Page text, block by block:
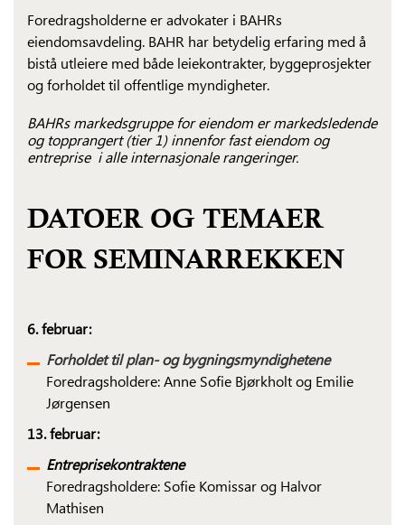
Foredragsholderne er advokater i BAHRs
eiendomsavdeling. BAHR har betydelig erfaring med å
bistå utleiere med både leiekontrakter, byggeprosjekter
og forholdet til offentlige myndigheter.
BAHRs markedsgruppe for eiendom er markedsledende
og topprangert (tier 1) innenfor fast eiendom og
entreprise i alle internasjonale rangeringer.
DATOER OG TEMAER
FOR SEMINARREKKEN
6. februar:
Forholdet til plan- og bygningsmyndighetene
Foredragsholdere: Anne Sofie Bjørkholt og Emilie
Jørgensen
13. februar:
Entreprisekontraktene
Foredragsholdere: Sofie Komissar og Halvor
Mathisen